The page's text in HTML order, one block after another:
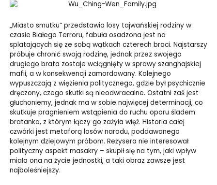
„Miasto smutku” przedstawia losy tajwańskiej rodziny w
czasie Białego Terroru, fabuła osadzona jest na
splatających się ze sobą wątkach czterech braci. Najstarszy
próbuje chronić swoją rodzinę, jednak przez swojego
drugiego brata zostaje wciągnięty w sprawy szanghajskiej
mafii, a w konsekwencji zamordowany. Kolejnego
wypuszczają z więzienia politycznego, gdzie był psychicznie
dręczony, czego skutki są nieodwracalne. Ostatni zaś jest
głuchoniemy, jednak ma w sobie najwięcej determinacji, co
skutkuje pragnieniem wstąpienia do ruchu oporu śladem
bratanka, z którym łączy go zażyła więź. Historia całej
czwórki jest metaforą losów narodu, poddawanego
kolejnym dziejowym próbom. Reżysera nie interesował
polityczny aspekt masakry – skupił się na tym, jaki wpływ
miała ona na życie jednostki, a taki obraz zawsze jest
najboleśniejszy.